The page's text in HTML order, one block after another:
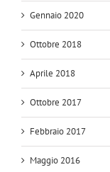
Gennaio 2020
Ottobre 2018
Aprile 2018
Ottobre 2017
Febbraio 2017
Maggio 2016